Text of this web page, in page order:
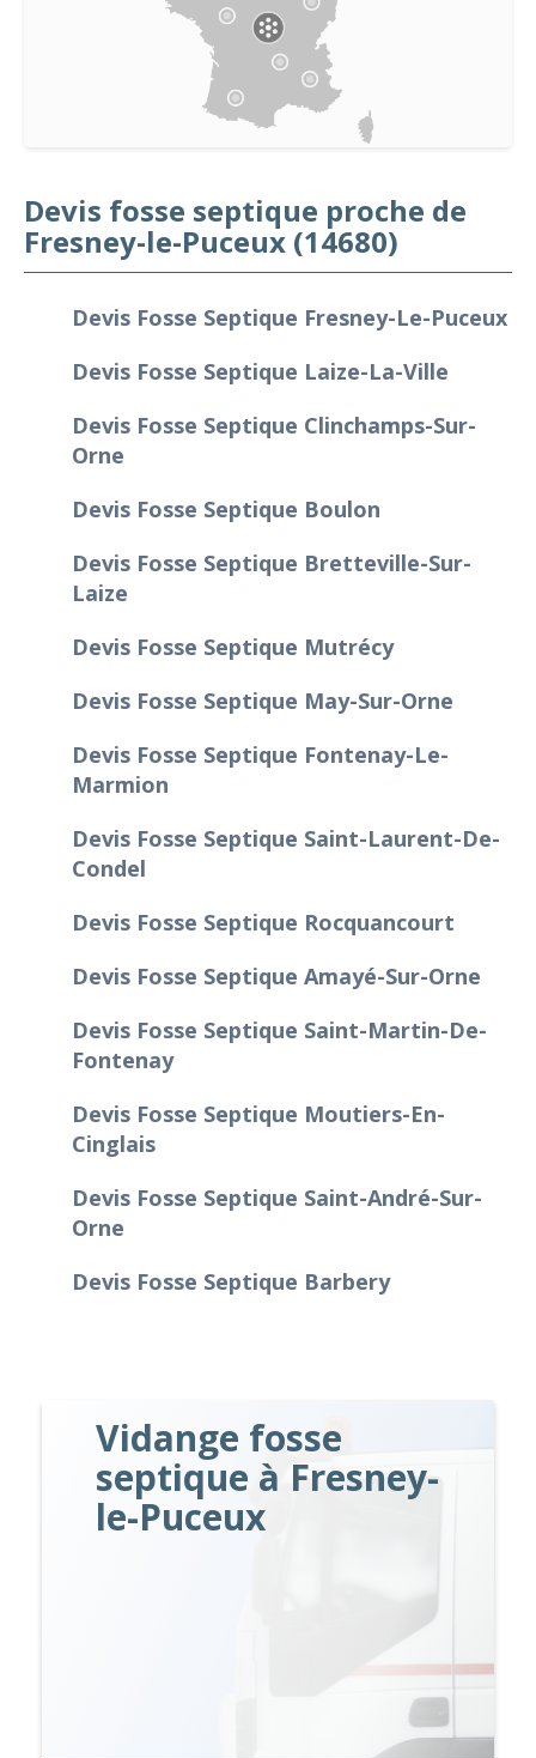
Devis fosse septique proche de
Fresney-le-Puceux (14680)
Devis Fosse Septique Fresney-Le-Puceux
Devis Fosse Septique Laize-La-Ville
Devis Fosse Septique Clinchamps-Sur-
Orne
Devis Fosse Septique Boulon
Devis Fosse Septique Bretteville-Sur-
Laize
Devis Fosse Septique Mutrécy
Devis Fosse Septique May-Sur-Orne
Devis Fosse Septique Fontenay-Le-
Marmion
Devis Fosse Septique Saint-Laurent-De-
Condel
Devis Fosse Septique Rocquancourt
Devis Fosse Septique Amayé-Sur-Orne
Devis Fosse Septique Saint-Martin-De-
Fontenay
Devis Fosse Septique Moutiers-En-
Cinglais
Devis Fosse Septique Saint-André-Sur-
Orne
Devis Fosse Septique Barbery
Vidange fosse
septique à Fresney-
le-Puceux